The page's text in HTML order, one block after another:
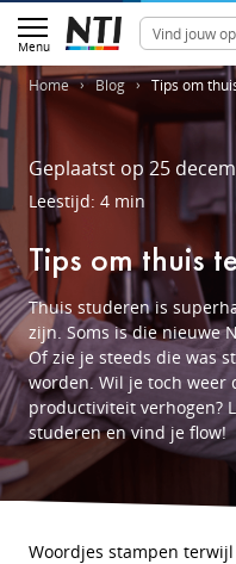
Menu
Home Blog Tips om
Geplaatst op 25
Leestijd: 4 min
Tips om thuis
Thuis studeren is
zijn. Soms is die nieuwe
Of zie je steeds die was
worden. Wil je toch weer
productiviteit verhogen?
studeren en vind je flow!
Woordjes stampen